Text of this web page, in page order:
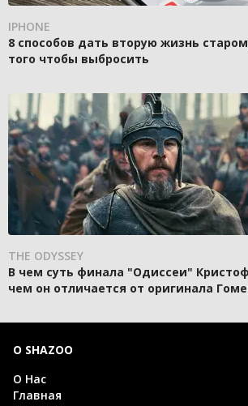
IPHONE
8 способов дать вторую жизнь
того чтобы выбросить
THE ODYSSEY
В чем суть финала "Одиссеи"
чем он отличается от оригинала
О SHAZOO
О Нас
Главная